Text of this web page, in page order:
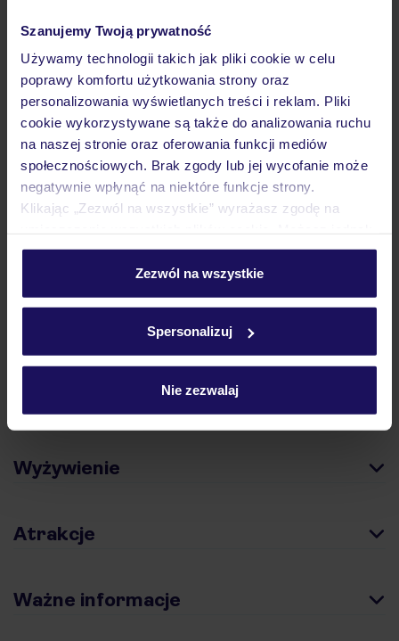
Szanujemy Twoją prywatność
Używamy technologii takich jak pliki cookie w celu
poprawy komfortu użytkowania strony oraz
personalizowania wyświetlanych treści i reklam. Pliki
cookie wykorzystywane są także do analizowania ruchu
na naszej stronie oraz oferowania funkcji mediów
społecznościowych. Brak zgody lub jej wycofanie może
negatywnie wpłynąć na niektóre funkcje strony.
Klikając „Zezwól na wszystkie” wyrażasz zgodę na
personalizować swój wybór wchodząc w zakładkę
Szczegółowe informacje o plikach cookie znajdziesz
Zezwól na wszystkie
Spersonalizuj
Nie zezwalaj
Dlaczego warto wybrać TUI?
Lider niskich cen
Największe biuro
podróży w Polsce
Wyżywienie
Atrakcje
Ważne informacje